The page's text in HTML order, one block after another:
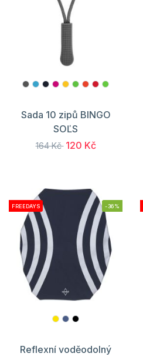
Sada 10 zipů BINGO
SOĽS
164 Kč 120 Kč
FREEDAYS -36%
Reflexní voděodolný